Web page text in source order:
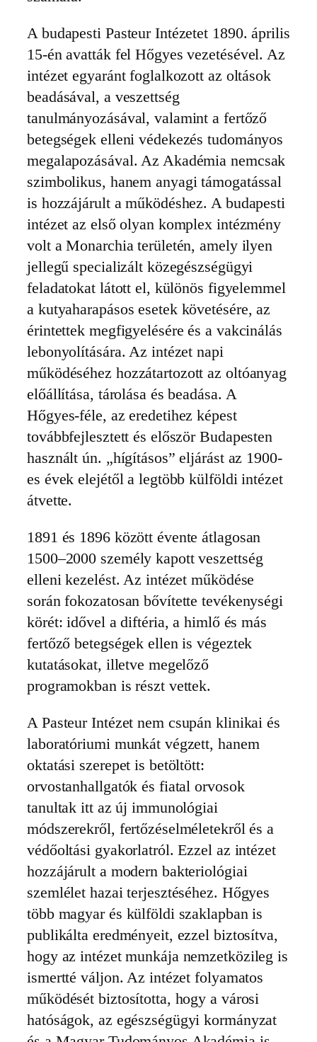
A budapesti Pasteur Intézetet 1890. április
15-én avatták fel Hőgyes vezetésével. Az
intézet egyaránt foglalkozott az oltások
beadásával, a veszettség
tanulmányozásával, valamint a fertőző
betegségek elleni védekezés tudományos
megalapozásával. Az Akadémia nemcsak
szimbolikus, hanem anyagi támogatással
is hozzájárult a működéshez. A budapesti
intézet az első olyan komplex intézmény
volt a Monarchia területén, amely ilyen
jellegű specializált közegészségügyi
feladatokat látott el, különös figyelemmel
a kutyaharapásos esetek követésére, az
érintettek megfigyelésére és a vakcinálás
lebonyolítására. Az intézet napi
működéséhez hozzátartozott az oltóanyag
előállítása, tárolása és beadása. A
Hőgyes-féle, az eredetihez képest
továbbfejlesztett és először Budapesten
használt ún. „hígításos” eljárást az 1900-
es évek elejétől a legtöbb külföldi intézet
átvette.
1891 és 1896 között évente átlagosan
1500–2000 személy kapott veszettség
elleni kezelést. Az intézet működése
során fokozatosan bővítette tevékenységi
körét: idővel a diftéria, a himlő és más
fertőző betegségek ellen is végeztek
kutatásokat, illetve megelőző
programokban is részt vettek.
A Pasteur Intézet nem csupán klinikai és
laboratóriumi munkát végzett, hanem
oktatási szerepet is betöltött:
orvostanhallgatók és fiatal orvosok
tanultak itt az új immunológiai
módszerekről, fertőzéselméletekről és a
védőoltási gyakorlatról. Ezzel az intézet
hozzájárult a modern bakteriológiai
szemlélet hazai terjesztéséhez. Hőgyes
több magyar és külföldi szaklapban is
publikálta eredményeit, ezzel biztosítva,
hogy az intézet munkája nemzetközileg is
ismertté váljon. Az intézet folyamatos
működését biztosította, hogy a városi
hatóságok, az egészségügyi kormányzat